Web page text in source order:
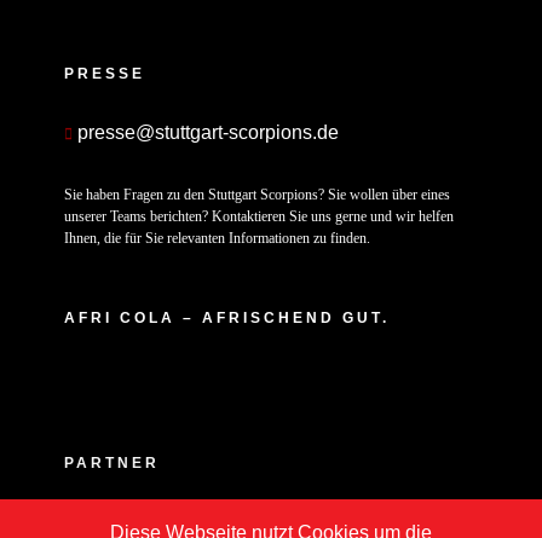
PRESSE
presse@stuttgart-scorpions.de
Sie haben Fragen zu den Stuttgart Scorpions? Sie wollen über eines
unserer Teams berichten? Kontaktieren Sie uns gerne und wir helfen
Ihnen, die für Sie relevanten Informationen zu finden.
AFRI COLA – AFRISCHEND GUT.
PARTNER
Diese Webseite nutzt Cookies um die